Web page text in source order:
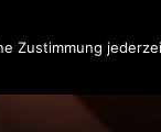
Zustimmung